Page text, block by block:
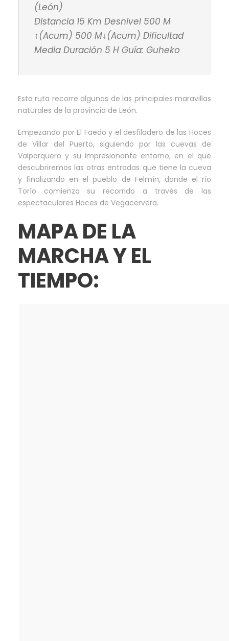
(León)
Distancia 15 Km Desnivel 500 M
↑(Acum) 500 M↓(Acum) Dificultad
Media Duración 5 H Guía: Guheko
Esta ruta recorre algunas de las principales maravillas
naturales de la provincia de León.
Empezando por El Faedo y el desfiladero de las Hoces
de Villar del Puerto, siguiendo por las cuevas de
Valporquero y su impresionante entorno, en el que
descubriremos las otras entradas que tiene la cueva
y finalizando en el pueblo de Felmín, donde el río
Torío comienza su recorrido a través de las
espectaculares Hoces de Vegacervera.
MAPA DE LA
MARCHA Y EL
TIEMPO: